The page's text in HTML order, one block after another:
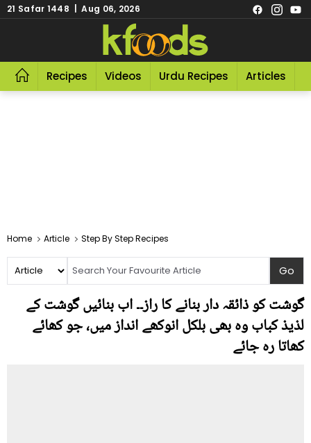
21 Safar 1448 | Aug 06, 2026
Recipes Videos Urdu Recipes Articles
Home Article Step By Step Recipes
گوشت کو ذائقہ دار بنانے کا راز۔۔ اب بنائیں گوشت کے
لذیذ کباب وہ بھی بلکل انوکھے انداز میں، جو کھائے
کھاتا رہ جائے